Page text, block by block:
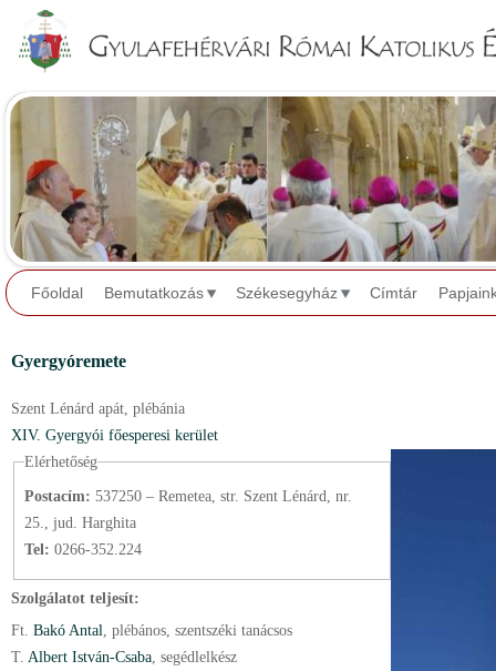
Főoldal Bemutatkozás Székesegyház Címtár
Gyergyóremete
Szent Lénárd apát, plébánia
XIV. Gyergyói főesperesi kerület
Elérhetőség
Postacím: 537250 – Remetea, str. Szent Lénárd, nr.
25., jud. Harghita
Tel: 0266-352.224
Szolgálatot teljesít:
Ft. Bakó Antal , plébános , szentszéki tanácsos
T. Albert István-Csaba , segédlelkész